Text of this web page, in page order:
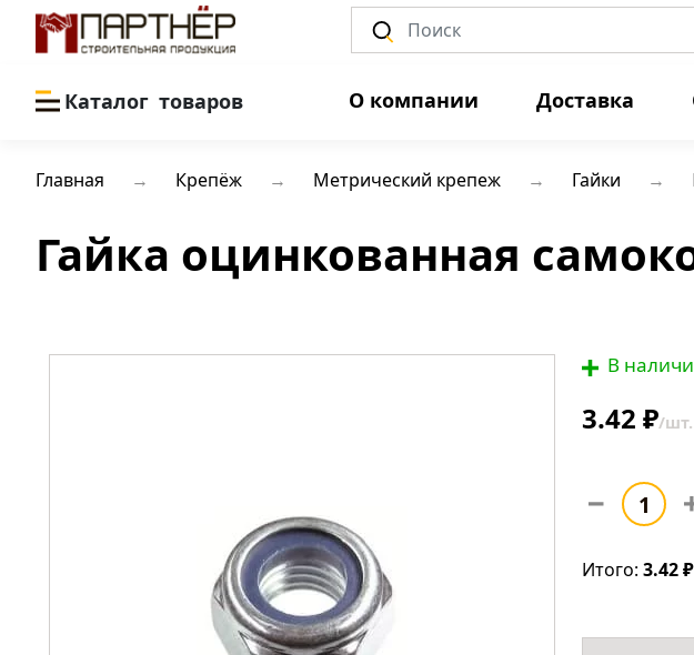
Каталог товаров О компании Доставка
Главная Крепёж Метрический крепеж Гайки
Гайка оцинкованная
В
3.42 ₽/шт.
Итого: 3.42 ₽